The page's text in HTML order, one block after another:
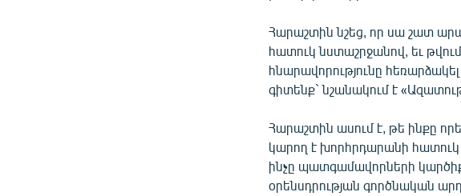
Հարաշտին նշեց, որ սա շատ
հատուկ նստաշրջանով, եւ
հնարավորությունը
գիտենք` նշանակում է
Հարաշտին ասում է, թե ինքը
կարող է խորհրդարանի
ինչը պատգամավորների
օրենսդրության գործնական